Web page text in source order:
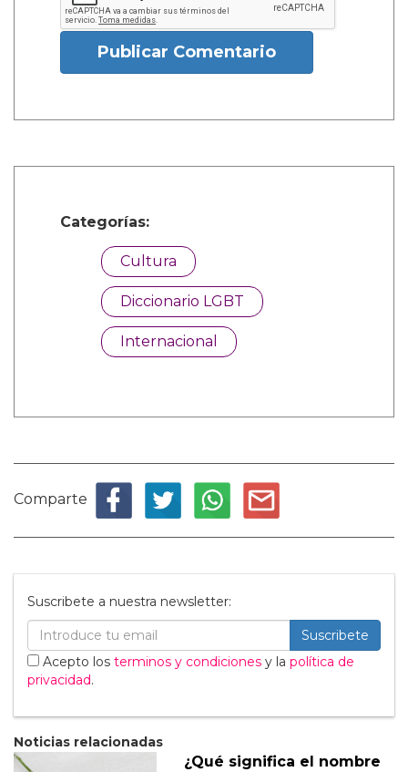
Publicar Comentario
Categorías:
Cultura
Diccionario LGBT
Internacional
Comparte
Suscribete a nuestra newsletter:
Suscribete
Acepto los terminos y condiciones y la política de
privacidad.
Noticias relacionadas
¿Qué significa el nombre